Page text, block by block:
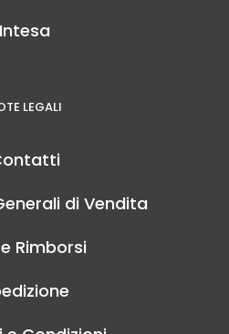
Intesa
LEGALI
di Vendita
Rimborsi